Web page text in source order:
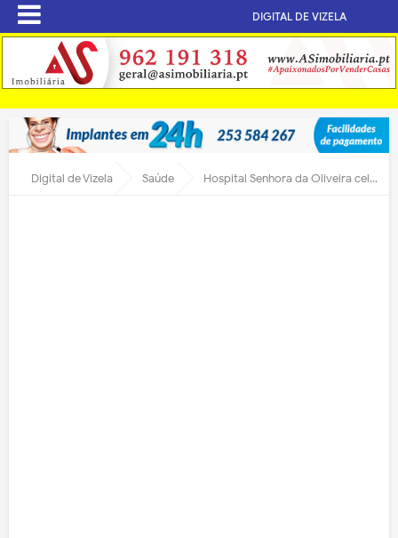
DIGITAL DE VIZELA
Digital de Vizela Saúde Hospital Senhora da Oliveira celebra Dia do Rim